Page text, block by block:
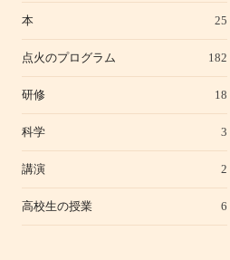
本 25
点火のプログラム 182
研修 18
科学 3
講演 2
高校生の授業 6